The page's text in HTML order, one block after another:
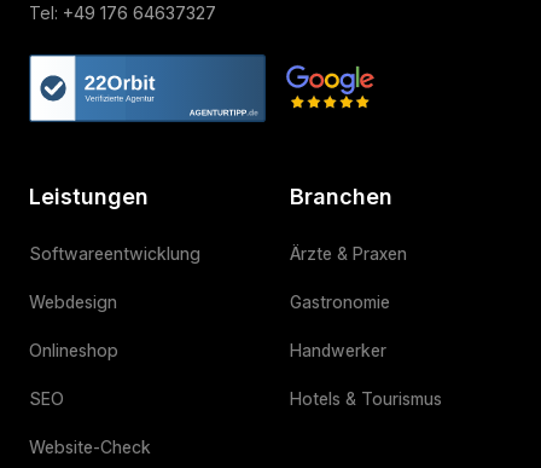
Tel: +49 176 64637327
Leistungen
Softwareentwicklung
Webdesign
Onlineshop
SEO
Website-Check
Branchen
Ärzte & Praxen
Gastronomie
Handwerker
Hotels & Tourismus